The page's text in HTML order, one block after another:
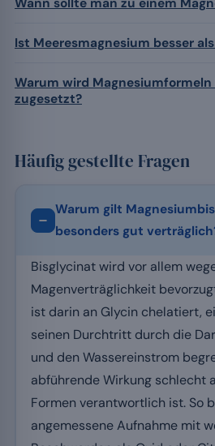
Wann sollte man zu einem
Ist Meeresmagnesium besser
Warum wird Magnesiumformeln
zugesetzt?
Häufig gestellte Fragen
Warum gilt
besonders gut
Bisglycinat wird vor allem
Magenverträglichkeit
ist darin an Glycin chelatiert,
seinen Durchtritt durch die
und den Wassereinstrom
abführende Wirkung schlecht
Formen verantwortlich ist. So
angemessene Aufnahme mit